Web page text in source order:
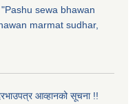
sewa bhawan
marmat sudhar,
आव्हानको सूचना !!